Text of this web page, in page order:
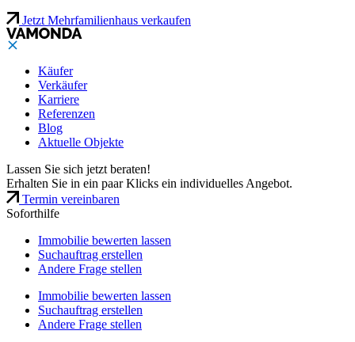
Jetzt Mehrfamilienhaus verkaufen
Käufer
Verkäufer
Karriere
Referenzen
Blog
Aktuelle Objekte
Lassen Sie sich jetzt beraten!
Erhalten Sie in ein paar Klicks ein individuelles Angebot.
Termin vereinbaren
Soforthilfe
Immobilie bewerten lassen
Suchauftrag erstellen
Andere Frage stellen
Immobilie bewerten lassen
Suchauftrag erstellen
Andere Frage stellen